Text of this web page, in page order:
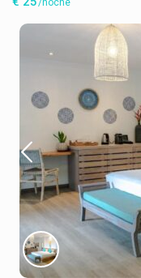
/noche